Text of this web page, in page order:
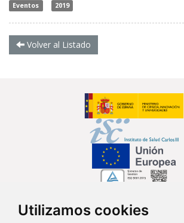
Utilizamos cookies
Eventos 2019
Volver al Listado
Síguenos en...